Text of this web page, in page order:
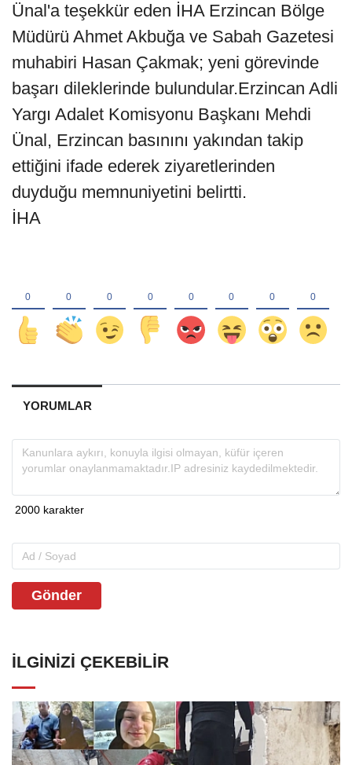
Ünal'a teşekkür eden İHA Erzincan Bölge
Müdürü Ahmet Akbuğa ve Sabah Gazetesi
muhabiri Hasan Çakmak; yeni görevinde
başarı dileklerinde bulundular.Erzincan Adli
Yargı Adalet Komisyonu Başkanı Mehdi
Ünal, Erzincan basınını yakından takip
ettiğini ifade ederek ziyaretlerinden
duyduğu memnuniyetini belirtti.
İHA
YORUMLAR
Gönder
İLGINIZI ÇEKEBILIR